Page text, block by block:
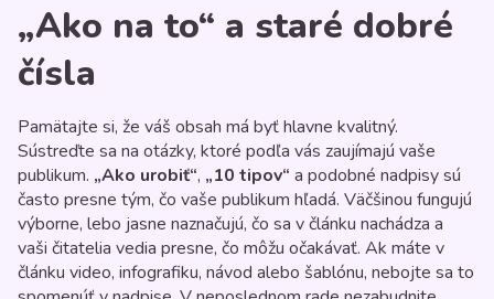
„Ako na to“ a staré dobré
čísla
Pamätajte si, že váš obsah má byť hlavne kvalitný.
Sústreďte sa na otázky, ktoré podľa vás zaujímajú vaše
publikum. „Ako urobiť“, „10 tipov“ a podobné nadpisy sú
často presne tým, čo vaše publikum hľadá. Väčšinou fungujú
výborne, lebo jasne naznačujú, čo sa v článku nachádza a
vaši čitatelia vedia presne, čo môžu očakávať. Ak máte v
článku video, infografiku, návod alebo šablónu, nebojte sa to